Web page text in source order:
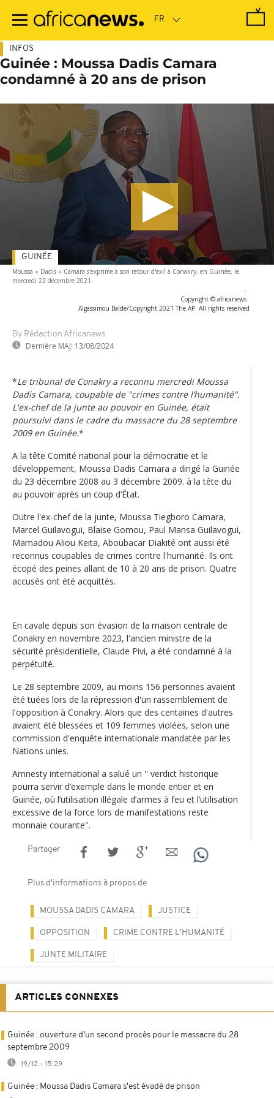
contenu
INFOS
Guinée : Moussa Dadis Camara
condamné à 20 ans de prison
Moussa « Dadis » Camara s'exprime à son retour d'exil à Conakry, en Guinée, le
mercredi 22 décembre 2021.
-
Copyright © africanews
Algassimou Balde/Copyright 2021 The AP. All rights reserved
By Rédaction Africanews
Dernière MAJ: 13/08/2024
GUINÉE
*Le tribunal de Conakry a reconnu mercredi Moussa
Dadis Camara, coupable de "crimes contre l’humanité".
L'ex-chef de la junte au pouvoir en Guinée, était
poursuivi dans le cadre du massacre du 28 septembre
2009 en Guinée.*
A la tête Comité national pour la démocratie et le
développement, Moussa Dadis Camara a dirigé la Guinée
du 23 décembre 2008 au 3 décembre 2009. à la tête du
au pouvoir après un coup d’État.
Outre l'ex-chef de la junte, Moussa Tiegboro Camara,
Marcel Guilavogui, Blaise Gomou, Paul Mansa Guilavogui,
Mamadou Aliou Keita, Aboubacar Diakité ont aussi été
reconnus coupables de crimes contre l'humanité. Ils ont
écopé des peines allant de 10 à 20 ans de prison. Quatre
accusés ont été acquittés.
En cavale depuis son évasion de la maison centrale de
Conakry en novembre 2023, l'ancien ministre de la
sécurité présidentielle, Claude Pivi, a été condamné à la
perpétuité.
Le 28 septembre 2009, au moins 156 personnes avaient
été tuées lors de la répression d'un rassemblement de
l'opposition à Conakry. Alors que des centaines d'autres
avaient été blessées et 109 femmes violées, selon une
commission d'enquête internationale mandatée par les
Nations unies.
Amnesty international a salué un '' verdict historique
pourra servir d’exemple dans le monde entier et en
Guinée, où l’utilisation illégale d’armes à feu et l’utilisation
excessive de la force lors de manifestations reste
monnaie courante''.
Partager
Plus d'informations à propos de
MOUSSA DADIS CAMARA JUSTICE
OPPOSITION CRIME CONTRE L'HUMANITÉ
JUNTE MILITAIRE
ARTICLES CONNEXES
Guinée : ouverture d’un second procès pour le massacre du 28
septembre 2009
19/12 - 15:29
Guinée : Moussa Dadis Camara s'est évadé de prison